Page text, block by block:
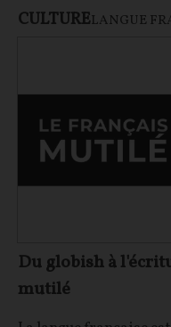
CULTURELANGUE
Du globish à
mutilé